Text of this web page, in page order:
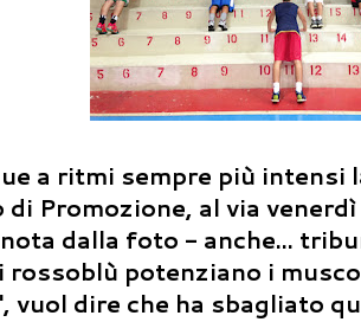
a ritmi sempre più intensi
Promozione, al via
dalla foto - anche...
rossoblù potenziano i
vuol dire che ha sbagliato